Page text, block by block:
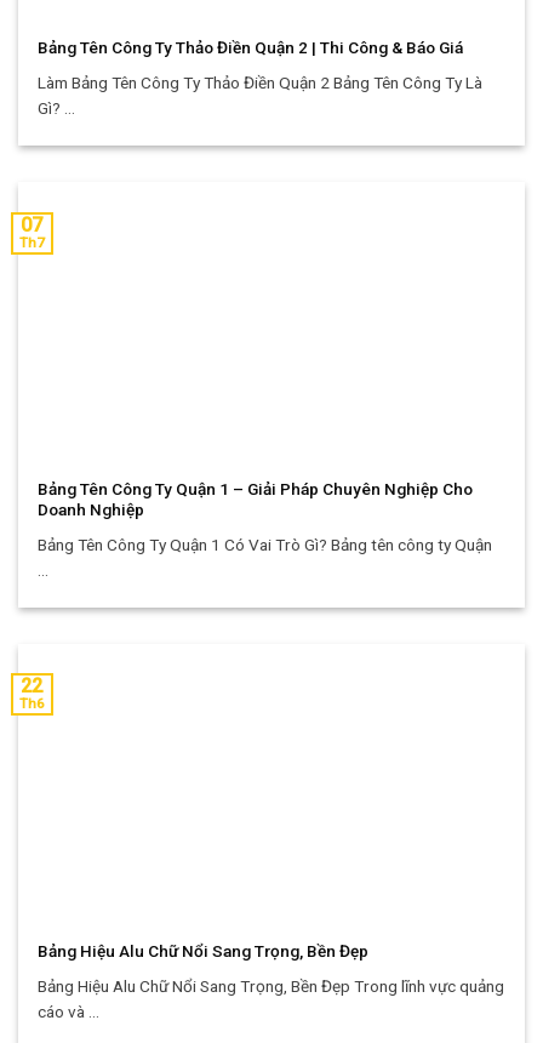
Bảng Tên Công Ty Thảo Điền Quận 2 | Thi Công & Báo Giá
Làm Bảng Tên Công Ty Thảo Điền Quận 2 Bảng Tên Công Ty Là
Gì? ...
Bảng Tên Công Ty Quận 1 – Giải Pháp Chuyên Nghiệp Cho
Doanh Nghiệp
Bảng Tên Công Ty Quận 1 Có Vai Trò Gì? Bảng tên công ty Quận
07
Th7
Bảng Hiệu Alu Chữ Nổi Sang Trọng, Bền Đẹp
Bảng Hiệu Alu Chữ Nổi Sang Trọng, Bền Đẹp Trong lĩnh vực quảng
cáo và ...
22
Th6